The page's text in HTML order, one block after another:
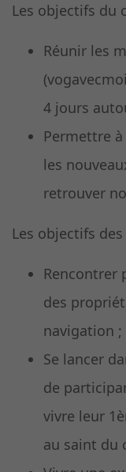
Les objectifs du
Réunir les
4 jours
Permettre à
les
retrouver
Les objectifs
Rencontrer
des
navigation ;
Se lancer
de
vivre leur
au saint du